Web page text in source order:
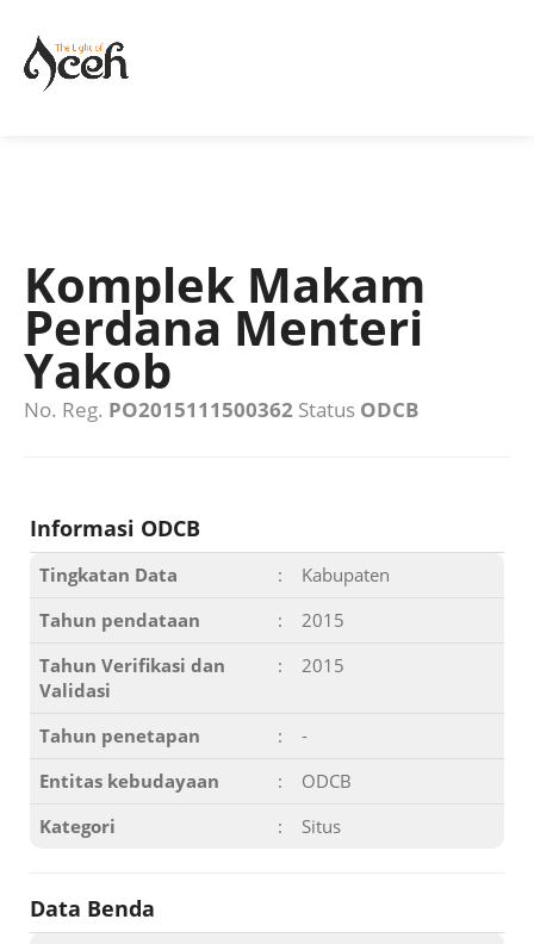
Komplek Makam
Perdana Menteri
Yakob
No. Reg. PO2015111500362 Status ODCB
Informasi ODCB
Tingkatan Data :
Kabupaten
Tahun pendataan
:
2015
Tahun Verifikasi dan
Validasi
: 2015
Tahun penetapan :
-
Entitas kebudayaan
:
ODCB
Kategori
: Situs
Data Benda